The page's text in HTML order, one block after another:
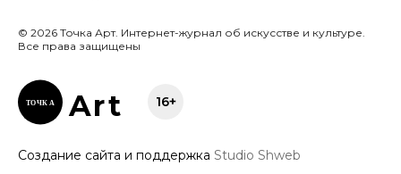
© 2026 Точка Арт. Интернет-журнал об искусстве и культуре.
Все права защищены
ТОЧК А Art 16+
Создание сайта и поддержка Studio Shweb